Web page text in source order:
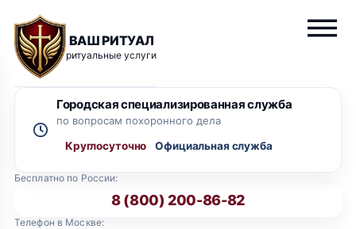
ВАШ РИТУАЛ
ритуальные услуги
Бесплатно по России:
8 (800) 200-86-82
Телефон в Москве:
Городская специализированная служба
по вопросам похоронного дела
Круглосуточно